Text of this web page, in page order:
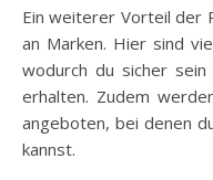
Ein weiterer Vorteil der
an Marken. Hier sind
wodurch du sicher
erhalten. Zudem
angeboten, bei denen
kannst.